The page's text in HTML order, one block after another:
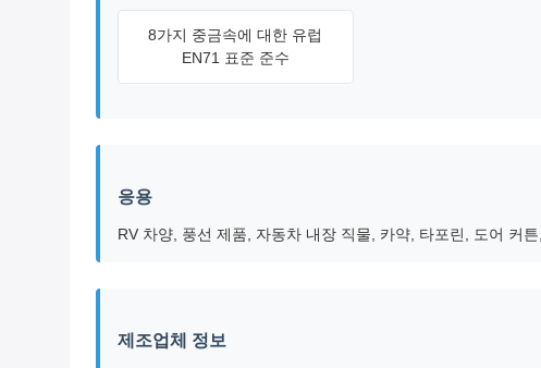
8가지 중금속에 대한 유럽
EN71 표준 준수
응용
RV 차양, 풍선 제품, 자동차 내장 직물, 카약, 타포린, 도어 커
제조업체 정보